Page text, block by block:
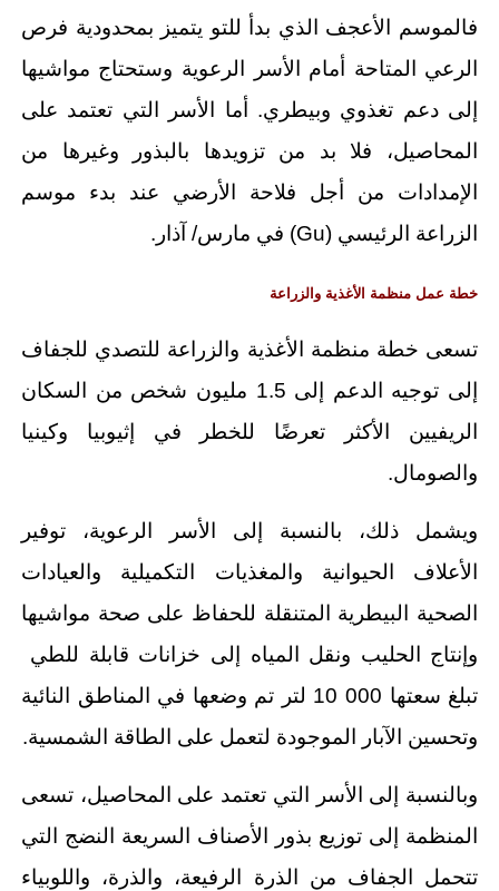
فالموسم الأعجف الذي بدأ للتو يتميز بمحدودية فرص
الرعي المتاحة أمام الأسر الرعوية وستحتاج مواشيها
إلى دعم تغذوي وبيطري. أما الأسر التي تعتمد على
المحاصيل، فلا بد من تزويدها بالبذور وغيرها من
الإمدادات من أجل فلاحة الأرضي عند بدء موسم
الزراعة الرئيسي (Gu) في مارس/ آذار.
خطة عمل منظمة الأغذية والزراعة
تسعى خطة منظمة الأغذية والزراعة للتصدي للجفاف
إلى توجيه الدعم إلى 1.5 مليون شخص من السكان
الريفيين الأكثر تعرضًا للخطر في إثيوبيا وكينيا
والصومال.
ويشمل ذلك، بالنسبة إلى الأسر الرعوية، توفير
الأعلاف الحيوانية والمغذيات التكميلية والعيادات
الصحية البيطرية المتنقلة للحفاظ على صحة مواشيها
وإنتاج الحليب ونقل المياه إلى خزانات قابلة للطي
تبلغ سعتها 000 10 لتر تم وضعها في المناطق النائية
وتحسين الآبار الموجودة لتعمل على الطاقة الشمسية.
وبالنسبة إلى الأسر التي تعتمد على المحاصيل، تسعى
المنظمة إلى توزيع بذور الأصناف السريعة النضج التي
تتحمل الجفاف من الذرة الرفيعة، والذرة، واللوبياء